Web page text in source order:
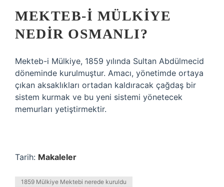
MEKTEB-I MÜLKIYE
NEDIR OSMANLI?
Mekteb-i Mülkiye, 1859 yılında Sultan Abdülmecid
döneminde kurulmuştur. Amacı, yönetimde ortaya
çıkan aksaklıkları ortadan kaldıracak çağdaş bir
sistem kurmak ve bu yeni sistemi yönetecek
memurları yetiştirmektir.
Tarih: Makaleler
1859 Mülkiye Mektebi nerede kuruldu